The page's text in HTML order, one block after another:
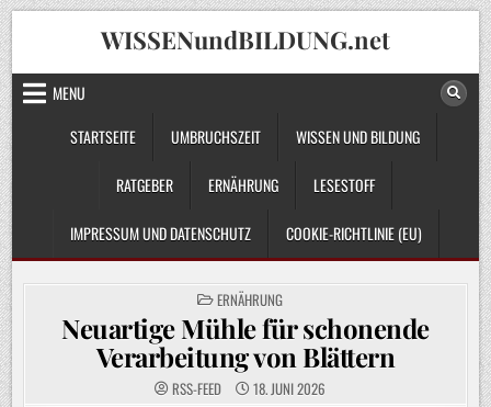
Skip
to
content
WISSENundBILDUNG.net
MENU
STARTSEITE
UMBRUCHSZEIT WISSEN UND BILDUNG
RATGEBER ERNÄHRUNG LESESTOFF
IMPRESSUM UND DATENSCHUTZ COOKIE-RICHTLINIE (EU)
POSTED
IN
ERNÄHRUNG
Neuartige Mühle für schonende
Verarbeitung von Blättern
RSS-FEED 18. JUNI 2026